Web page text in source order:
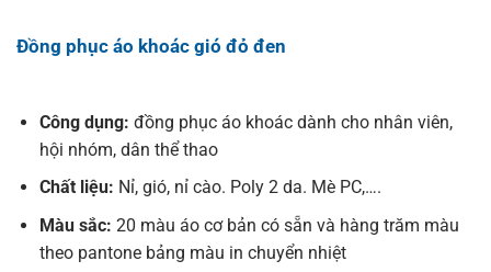
Đồng phục áo khoác gió đỏ đen
Công dụng: đồng phục áo khoác dành cho nhân viên,
hội nhóm, dân thể thao
Chất liệu: Nỉ, gió, nỉ cào. Poly 2 da. Mè PC,….
Màu sắc: 20 màu áo cơ bản có sẵn và hàng trăm màu
theo pantone bảng màu in chuyển nhiệt